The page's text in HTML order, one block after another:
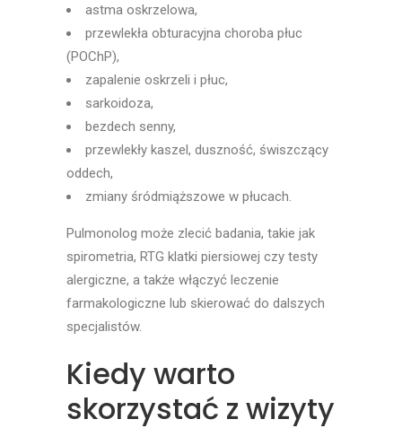
astma oskrzelowa,
przewlekła obturacyjna choroba płuc
(POChP),
zapalenie oskrzeli i płuc,
sarkoidoza,
bezdech senny,
przewlekły kaszel, duszność, świszczący
oddech,
zmiany śródmiąższowe w płucach.
Pulmonolog może zlecić badania, takie jak
spirometria, RTG klatki piersiowej czy testy
alergiczne, a także włączyć leczenie
farmakologiczne lub skierować do dalszych
specjalistów.
Kiedy warto
skorzystać z wizyty